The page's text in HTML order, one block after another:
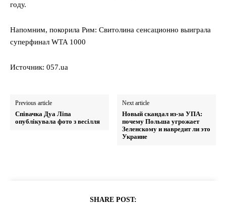
году.
Напомним, покорила Рим: Свитолина сенсационно выиграла
суперфинал WTA 1000
Источник: 057.ua
Previous article
Співачка Дуа Ліпа
опублікувала фото з весілля
Next article
Новый скандал из-за УПА:
почему Польша угрожает
Зеленскому и навредит ли это
Украине
SHARE POST: